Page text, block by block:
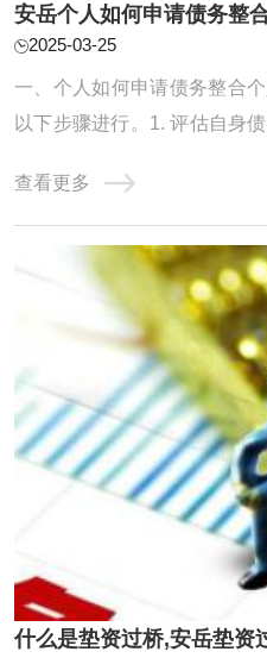
安岳个人如何申请债务整
2025-03-25
一、个人如何申请债务整合
以下步骤进行。1. 评估自身
还款期限等信息，以便制定
债务整合机构或方式：可以
方式，了解不同的债务整合
查看更多
什么是垫资过桥,安岳垫资